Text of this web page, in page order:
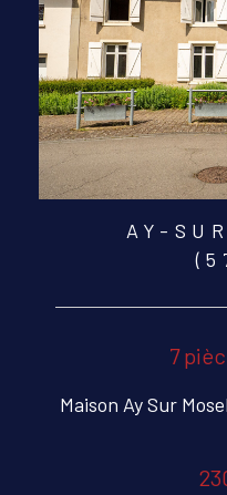
AY-
7
Maison Ay Sur